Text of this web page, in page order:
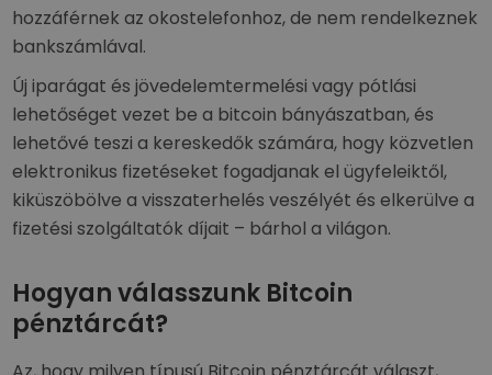
hozzáférnek az okostelefonhoz, de nem rendelkeznek
bankszámlával.
Új iparágat és jövedelemtermelési vagy pótlási
lehetőséget vezet be a bitcoin bányászatban, és
lehetővé teszi a kereskedők számára, hogy közvetlen
elektronikus fizetéseket fogadjanak el ügyfeleiktől,
kiküszöbölve a visszaterhelés veszélyét és elkerülve a
fizetési szolgáltatók díjait – bárhol a világon.
Hogyan válasszunk Bitcoin
pénztárcát?